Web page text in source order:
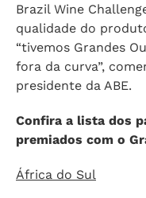
Brazil Wine
qualidade do
“tivemos Grandes
fora da curva”,
presidente da ABE.
Confira a lista dos
premiados com o
África do Sul